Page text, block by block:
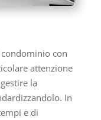
con
attenzione
la
In
e di